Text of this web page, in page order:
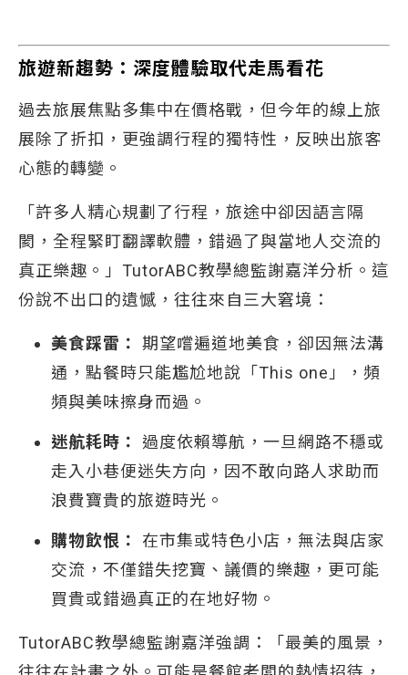
旅遊新趨勢：深度體驗取代走馬看花
過去旅展焦點多集中在價格戰，但今年的線上旅
展除了折扣，更強調行程的獨特性，反映出旅客
心態的轉變。
「許多人精心規劃了行程，旅途中卻因語言隔
閡，全程緊盯翻譯軟體，錯過了與當地人交流的
真正樂趣。」TutorABC教學總監謝嘉洋分析。這
份說不出口的遺憾，往往來自三大窘境：
美食踩雷：
期望嚐遍道地美食，卻因無法溝
通，點餐時只能尷尬地說「This one」，頻
頻與美味擦身而過。
迷航耗時：
過度依賴導航，一旦網路不穩或
走入小巷便迷失方向，因不敢向路人求助而
浪費寶貴的旅遊時光。
購物飲恨：
在市集或特色小店，無法與店家
交流，不僅錯失挖寶、議價的樂趣，更可能
買貴或錯過真正的在地好物。
TutorABC教學總監謝嘉洋強調：「最美的風景，